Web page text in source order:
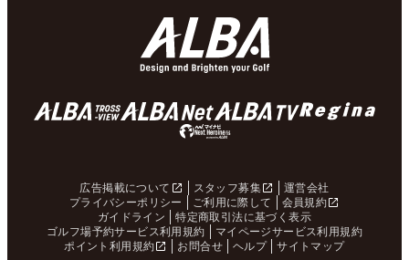
広告掲載について スタッフ募集
運営会社
プライバシーポリシー
ご利用に際して
会員規約
ガイドライン
特定商取引法に基づく表示
ゴルフ場予約サービス利用規約
マイページサービス利用規約
ポイント利用規約
お問合せ ヘルプ サイトマップ